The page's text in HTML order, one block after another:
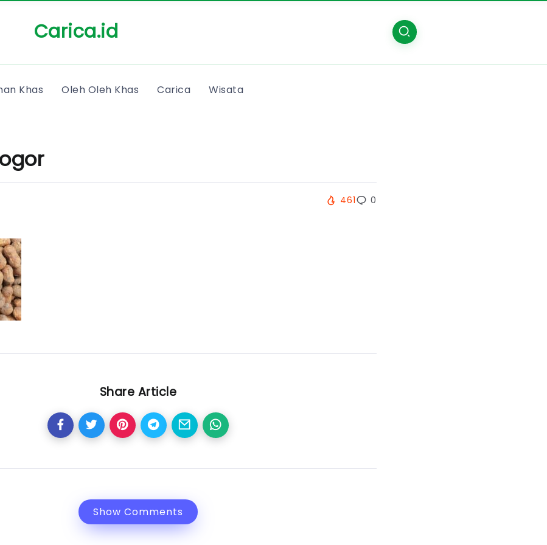
Carica.id
Khas Oleh Oleh Khas Carica Wisata
461 0
Share Article
Show Comments